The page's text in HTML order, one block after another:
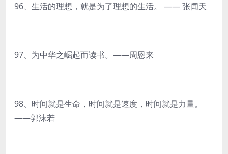
96、生活的理想，就是为了理想的生活。 —— 张闻天
97、为中华之崛起而读书。——周恩来
98、时间就是生命，时间就是速度，时间就是力量。
——郭沫若